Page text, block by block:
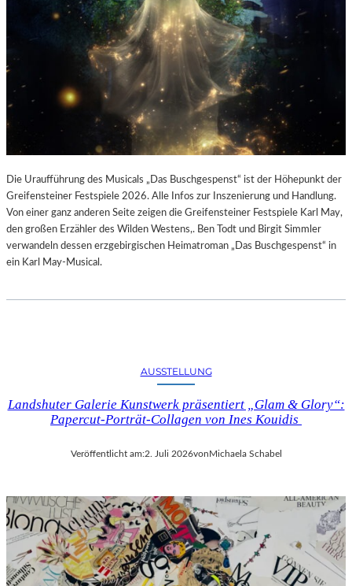
Die Uraufführung des Musicals „Das Buschgespenst“ ist der Höhepunkt der
Greifensteiner Festspiele 2026. Alle Infos zur Inszenierung und Handlung.
Von einer ganz anderen Seite zeigen die Greifensteiner Festspiele Karl May,
den großen Erzähler des Wilden Westens,. Ben Todt und Birgit Simmler
verwandeln dessen erzgebirgischen Heimatroman „Das Buschgespenst“ in
ein Karl May-Musical.
AUSSTELLUNG
Landshuter Galerie Kunstwerk präsentiert „Glam & Glory“:
Papercut-Porträt-Collagen von Ines Kouidis
Veröffentlicht am:2. Juli 2026vonMichaela Schabel